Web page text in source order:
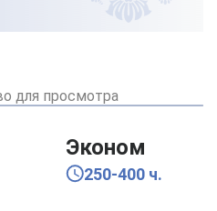
для просмотра
Эконом
250-400 ч.